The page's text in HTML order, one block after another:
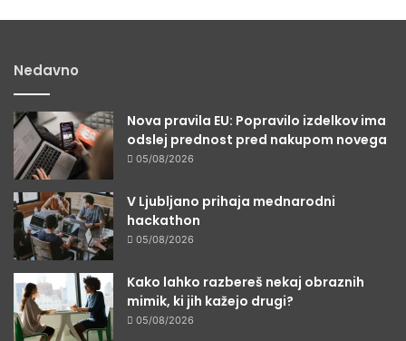
Nedavno
Nova pravila EU: Popravilo izdelkov ima
odslej prednost pred nakupom novega
05/08/2026
V Ljubljano prihaja mednarodni
hackathon
05/08/2026
Kako lahko razbereš nekaj obraznih
mimik, ki jih kažejo drugi?
05/08/2026